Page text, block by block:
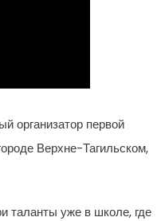
организатор первой
Верхне-Тагильском,
таланты уже в школе, где